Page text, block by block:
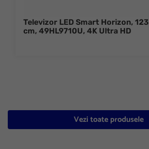
Televizor LED Smart Horizon, 123
cm, 49HL9710U, 4K Ultra HD
Vezi toate produsele